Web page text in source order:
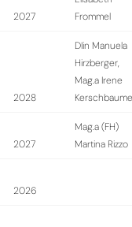
2027
Frommel
2028
DIin Manuela
Hirzberger,
Mag.a Irene
2027
Mag.a (FH)
Martina Rizzo
2026